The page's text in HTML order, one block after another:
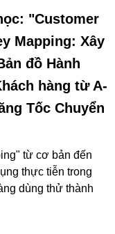
"Customer
Mapping: Xây
đồ Hành
hàng từ A-
Tốc Chuyển
từ cơ bản đến
thực tiễn trong
dùng thử thành